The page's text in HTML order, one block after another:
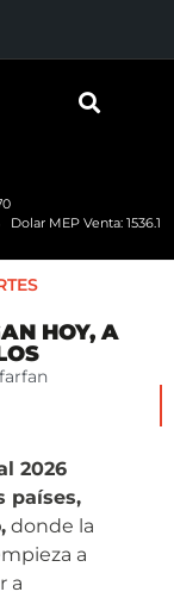
Dolar MEP Venta: 1536.1
HOY, A
2026
países,
donde la
a
a